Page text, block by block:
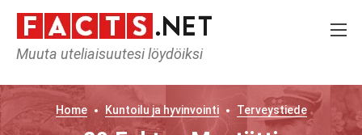
Muuta uteliaisuutesi löydöiksi
Home Kuntoilu ja hyvinvointi Terveystiede